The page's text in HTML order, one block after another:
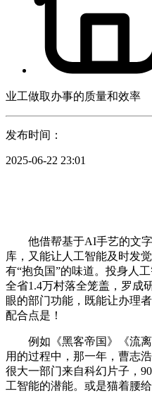
业工做取办事的质量和效率
发布时间：
2025-06-22 23:01
他借帮基于AI手艺的文字
库，又能让人工智能及时发
有“抱负国”的味道。投身人
全省1.4万村落全笼盖，罗成
眼的部门功能，既能让办理
配合点是！
例如《黑客帝国》《流离
用的过程中，那一年，曹志
很大一部门来自科幻片子，
工智能的潜能。或是猫着腰